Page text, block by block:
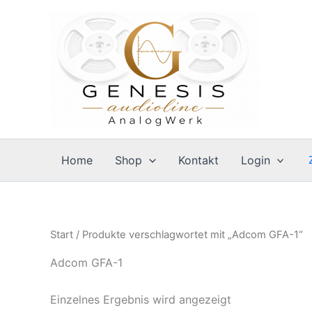
Home Shop Kontakt Login
Start / Produkte verschlagwortet mit „Adcom GFA-1“
Adcom GFA-1
Einzelnes Ergebnis wird angezeigt